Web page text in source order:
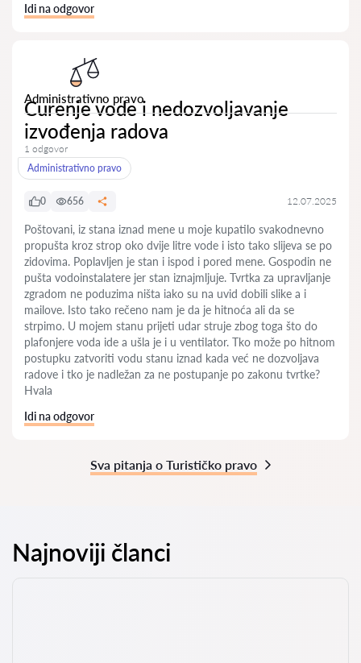
Idi na odgovor
Administrativno pravo
Curenje vode i nedozvoljavanje
izvođenja radova
1 odgovor
Administrativno pravo
0 656 12.07.2025
Poštovani, iz stana iznad mene u moje kupatilo svakodnevno
propušta kroz strop oko dvije litre vode i isto tako slijeva se po
zidovima. Poplavljen je stan i ispod i pored mene. Gospodin ne
pušta vodoinstalatere jer stan iznajmljuje. Tvrtka za upravljanje
zgradom ne poduzima ništa iako su na uvid dobili slike a i
mailove. Isto tako rečeno nam je da je hitnoća ali da se
strpimo. U mojem stanu prijeti udar struje zbog toga što do
plafonjere voda ide a ušla je i u ventilator. Tko može po hitnom
postupku zatvoriti vodu stanu iznad kada već ne dozvoljava
radove i tko je nadležan za ne postupanje po zakonu tvrtke?
Hvala
Idi na odgovor
Sva pitanja o Turističko pravo
Najnoviji članci